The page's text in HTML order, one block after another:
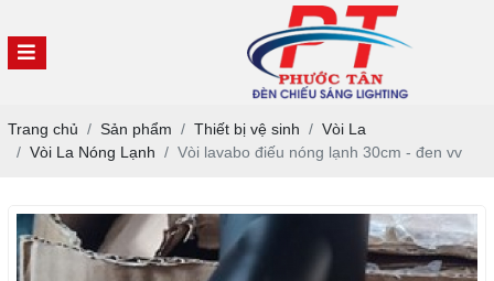
Trang chủ Sản phẩm Thiết bị vệ sinh
Vòi La
Vòi La Nóng Lạnh
Vòi lavabo điếu nóng lạnh 30cm - đen vv